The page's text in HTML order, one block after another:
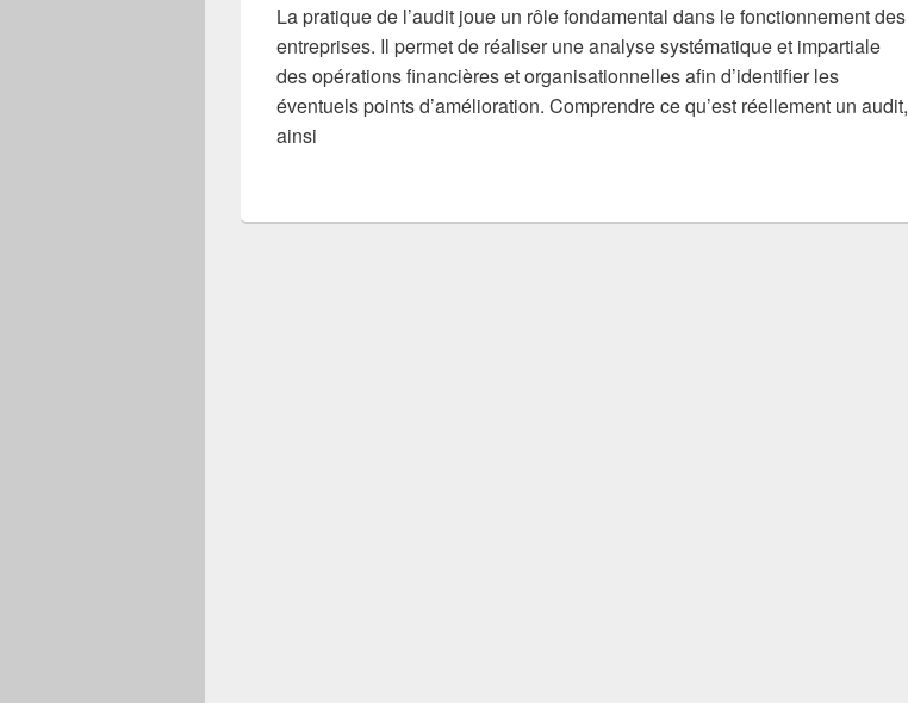
La pratique de l’audit joue un rôle fondamental dans le fonctionnement des
entreprises. Il permet de réaliser une analyse systématique et impartiale
des opérations financières et organisationnelles afin d’identifier les
éventuels points d’amélioration. Comprendre ce qu’est réellement un audit,
ainsi